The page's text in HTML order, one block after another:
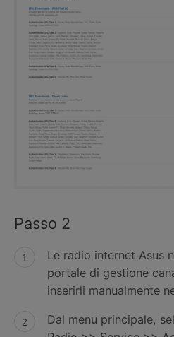
Passo 2
Le radio internet Asus
portale di gestione
inserirli manualmente
Dal menu principale,